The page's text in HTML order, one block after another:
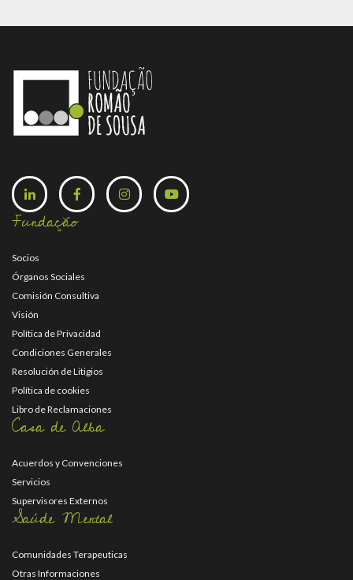
Fundação
Socios
Órganos Sociales
Comisión Consultiva
Visión
Política de Privacidad
Condiciones Generales
Resolución de Litigios
Política de cookies
Libro de Reclamaciones
Casa de Alba
Acuerdos y Convenciones
Servicios
Supervisores Externos
Saúde Mental
Comunidades Terapeuticas
Otras Informaciones